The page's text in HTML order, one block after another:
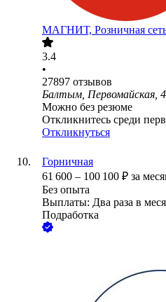
МАГНИТ, Розничная
3.4
•
27897 отзывов
Балтым, Первомайская,
Можно без резюме
Откликнитесь среди
Откликнуться
Горничная
61 600 – 100 100 ₽ за
Без опыта
Выплаты: Два раза в
Подработка